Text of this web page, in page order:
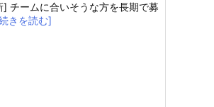
チームに合いそうな方を長期で募
きを読む]